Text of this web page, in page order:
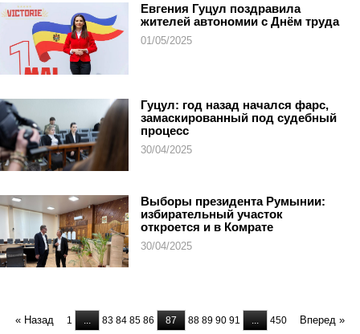
Евгения Гуцул поздравила
жителей автономии с Днём труда
01/05/2025
Гуцул: год назад начался фарс,
замаскированный под судебный
процесс
30/04/2025
Выборы президента Румынии:
избирательный участок
откроется и в Комрате
30/04/2025
« Назад 1 83 84 85 86 87 88 89 90 91 450 Вперед »